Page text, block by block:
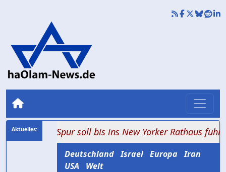
Spur soll bis ins New Yorker Rathaus führen +++
Deutschland Israel Europa Iran
USA
Welt